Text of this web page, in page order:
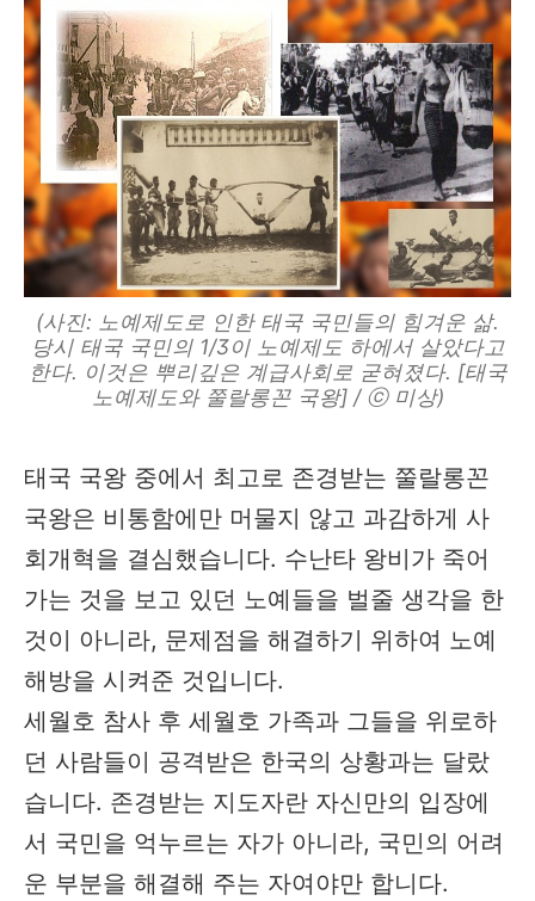
(사진: 노예제도로 인한 태국 국민들의 힘겨운 삶.
당시 태국 국민의 1/3이 노예제도 하에서 살았다고
한다. 이것은 뿌리깊은 계급사회로 굳혀졌다. [태국
노예제도와 쭐랄롱꼰 국왕] / ⓒ 미상)
태국 국왕 중에서 최고로 존경받는 쭐랄롱꼰
국왕은 비통함에만 머물지 않고 과감하게 사
회개혁을 결심했습니다. 수난타 왕비가 죽어
가는 것을 보고 있던 노예들을 벌줄 생각을 한
것이 아니라, 문제점을 해결하기 위하여 노예
해방을 시켜준 것입니다.
세월호 참사 후 세월호 가족과 그들을 위로하
던 사람들이 공격받은 한국의 상황과는 달랐
습니다. 존경받는 지도자란 자신만의 입장에
서 국민을 억누르는 자가 아니라, 국민의 어려
운 부분을 해결해 주는 자여야만 합니다.